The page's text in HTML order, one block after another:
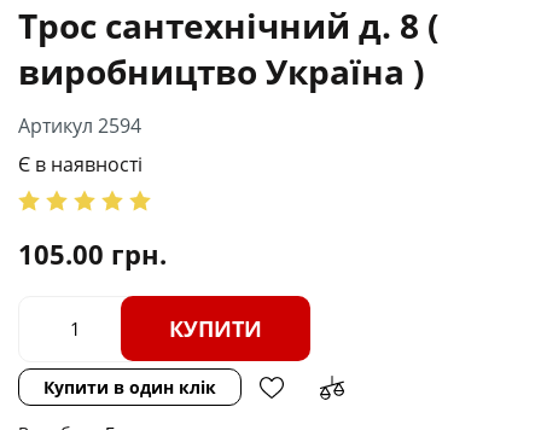
Трос сантехнічний д. 8 (
виробництво Україна )
Артикул 2594
Є в наявності
105.00 грн.
КУПИТИ
Купити в один клік